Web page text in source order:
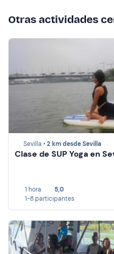
Otras actividades
Sevilla •2 km desde Sevilla
Clase de SUP Yoga en
1 hora
5,0
1-8 participantes